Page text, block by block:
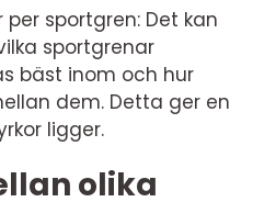
sportgren: Det kan
sportgrenar
bäst inom och hur
dem. Detta ger en
ligger.
olika